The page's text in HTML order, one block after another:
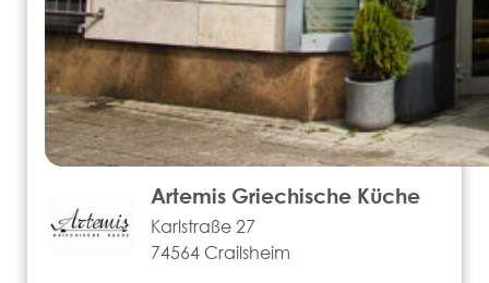
Artemis Griechische Küche
Karlstraße 27
74564 Crailsheim